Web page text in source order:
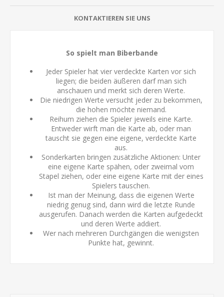
KONTAKTIEREN SIE UNS
So spielt man Biberbande
Jeder Spieler hat vier verdeckte Karten vor sich
liegen; die beiden äußeren darf man sich
anschauen und merkt sich deren Werte.
Die niedrigen Werte versucht jeder zu bekommen,
die hohen möchte niemand.
Reihum ziehen die Spieler jeweils eine Karte.
Entweder wirft man die Karte ab, oder man
tauscht sie gegen eine eigene, verdeckte Karte
aus.
Sonderkarten bringen zusätzliche Aktionen: Unter
eine eigene Karte spähen, oder zweimal vom
Stapel ziehen, oder eine eigene Karte mit der eines
Spielers tauschen.
Ist man der Meinung, dass die eigenen Werte
niedrig genug sind, dann wird die letzte Runde
ausgerufen. Danach werden die Karten aufgedeckt
und deren Werte addiert.
Wer nach mehreren Durchgängen die wenigsten
Punkte hat, gewinnt.